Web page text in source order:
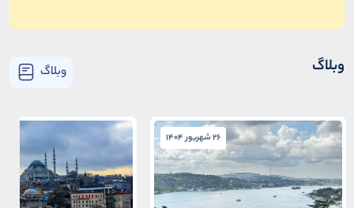
وبلاگ وبلاگ
26 شهریور 1404